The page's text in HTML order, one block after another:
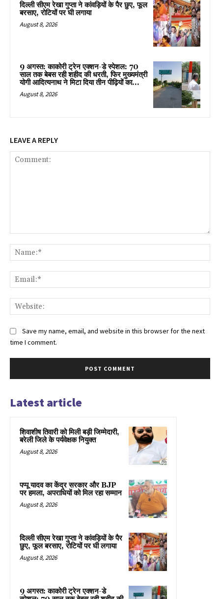
दिल्ली सीएम रेखा गुप्ता ने कांवड़ियों के पैर छुए, फूल
बरसाए, रोटियों पर घी लगाया
August 8, 2026
9 अगस्त: काकोरी ट्रेन एक्शन-डे स्पेशल: 70
साल तक बेबस रही शहीद की धरती, फिर मुख्यमंत्री
योगी आदित्यनाथ ने मिटा दिया तीन पीढ़ियों का...
August 8, 2026
LEAVE A REPLY
Save my name, email, and website in this browser for the next
time I comment.
Latest article
शिवाशीष तिवारी को मिली बड़ी जिम्मेदारी,
बरेली जिले के पर्यवेक्षक नियुक्त
August 8, 2026
पप्पू यादव का केंद्र सरकार और BJP
पर हमला, अपराधियों को मिल रहा सम्मान
August 8, 2026
दिल्ली सीएम रेखा गुप्ता ने कांवड़ियों के पैर
छुए, फूल बरसाए, रोटियों पर घी लगाया
August 8, 2026
9 अगस्त: काकोरी ट्रेन एक्शन-डे